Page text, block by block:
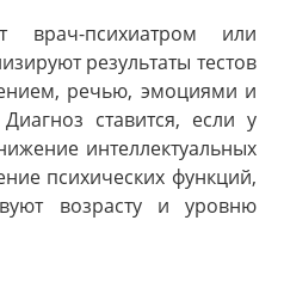
врач-психиатром или
результаты тестов
речью, эмоциями и
ставится, если у
интеллектуальных
психических функций,
возрасту и уровню